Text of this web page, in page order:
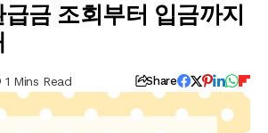
금 조회부터 입금까지
1 Mins Read Share